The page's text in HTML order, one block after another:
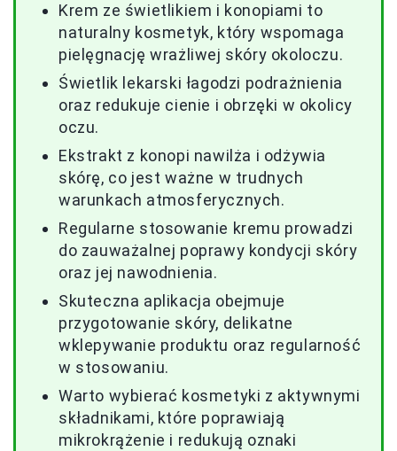
Krem ze świetlikiem i konopiami to
naturalny kosmetyk, który wspomaga
pielęgnację wrażliwej skóry okoloczu.
Świetlik lekarski łagodzi podrażnienia
oraz redukuje cienie i obrzęki w okolicy
oczu.
Ekstrakt z konopi nawilża i odżywia
skórę, co jest ważne w trudnych
warunkach atmosferycznych.
Regularne stosowanie kremu prowadzi
do zauważalnej poprawy kondycji skóry
oraz jej nawodnienia.
Skuteczna aplikacja obejmuje
przygotowanie skóry, delikatne
wklepywanie produktu oraz regularność
w stosowaniu.
Warto wybierać kosmetyki z aktywnymi
składnikami, które poprawiają
mikrokrążenie i redukują oznaki